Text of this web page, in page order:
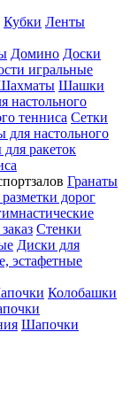
Кубки Ленты
Домино Доски
игральные
Шашки
настольного
тенниса Сетки
для настольного
ракеток
Гранаты
дорог
Стенки
Диски для
эстафетные
Колобашки
Шапочки